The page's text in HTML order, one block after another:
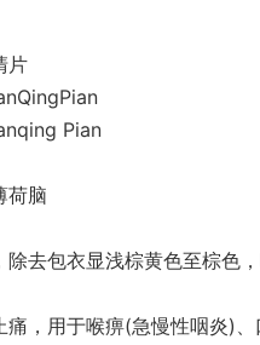
片
Pian
荷脑
去包衣显浅棕黄色至棕色，
，用于喉痹(急慢性咽炎)